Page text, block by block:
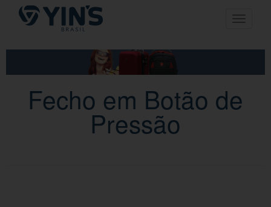
Pular
para
conteúdo
Toggle
Fecho em Botão de
Pressão